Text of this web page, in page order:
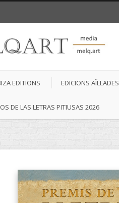
EDITIONS EDICIONS AÏLLADES
DE LAS LETRAS PITIUSAS 2026